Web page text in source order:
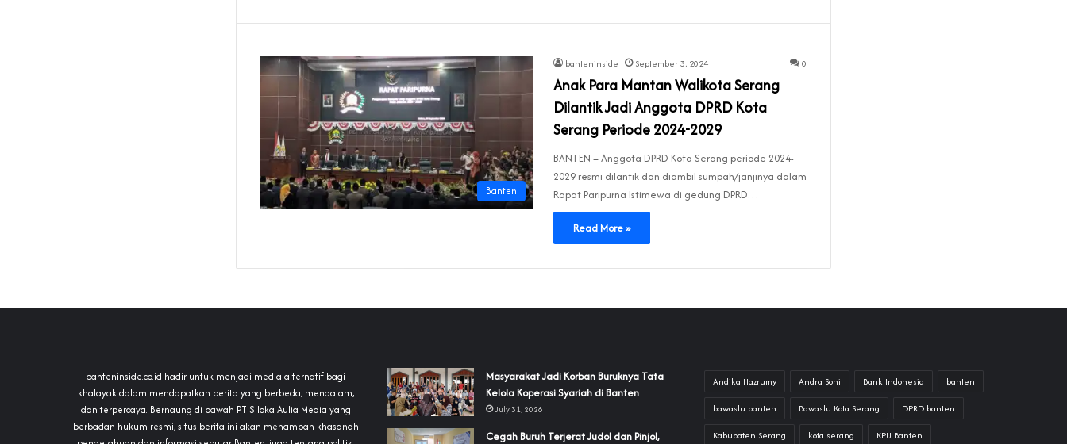
Banten
banteninside September 3, 2024 0
Anak Para Mantan Walikota Serang
Dilantik Jadi Anggota DPRD Kota
Serang Periode 2024-2029
BANTEN – Anggota DPRD Kota Serang periode 2024-
2029 resmi dilantik dan diambil sumpah/janjinya dalam
Rapat Paripurna Istimewa di gedung DPRD…
Read More »
banteninside.co.id hadir untuk menjadi media alternatif bagi
khalayak dalam mendapatkan berita yang berbeda, mendalam,
dan terpercaya. Bernaung di bawah PT Siloka Aulia Media yang
berbadan hukum resmi, situs berita ini akan menambah khasanah
‎Masyarakat Jadi Korban Buruknya Tata
Kelola Koperasi Syariah di Banten
July 31, 2026
Cegah Buruh Terjerat Judol dan Pinjol,
Andika Hazrumy Andra Soni Bank Indonesia banten
bawaslu banten Bawaslu Kota Serang DPRD banten
Kabupaten Serang kota serang KPU Banten